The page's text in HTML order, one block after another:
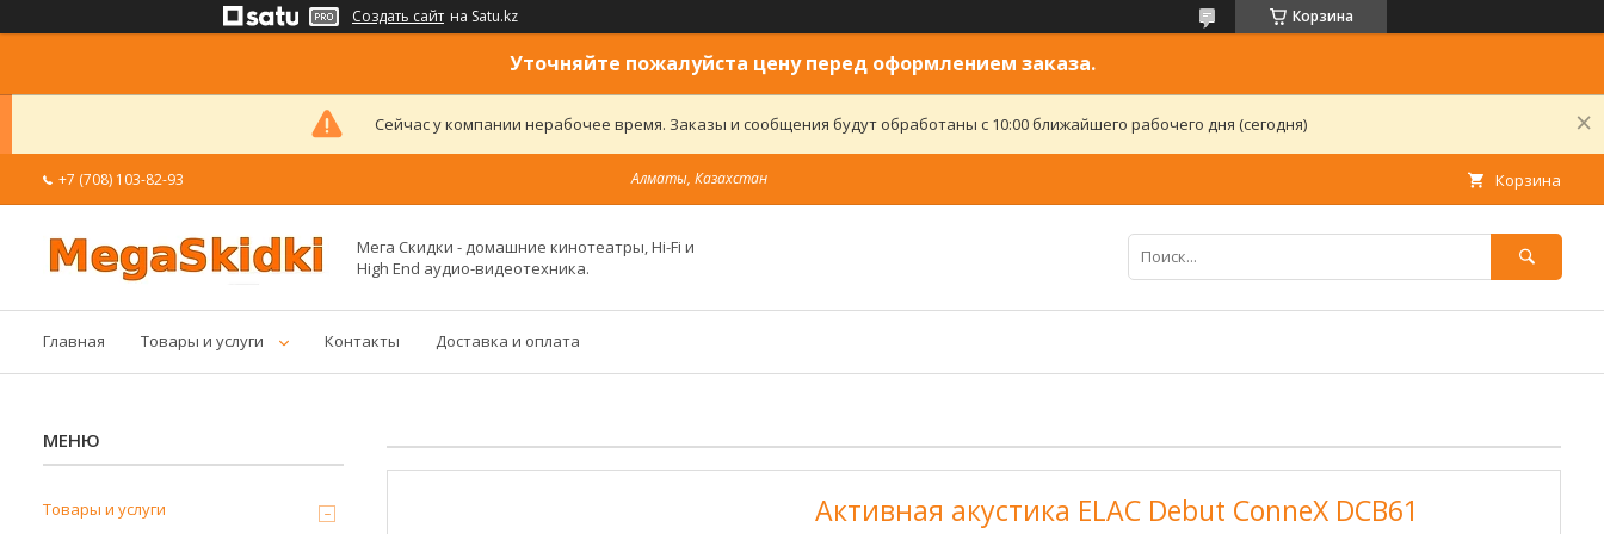
Создать сайт на Satu.kz Корзина
Уточняйте пожалуйста цену перед оформлением заказа.
Сейчас у компании нерабочее время. Заказы и сообщения будут обработаны с 10:00 ближайшего рабочего дня (сегодня)
+7 (708) 103-82-93 Алматы, Казахстан Корзина
Мега Скидки - домашние кинотеатры, Hi-Fi и
High End аудио-видеотехника.
Главная Товары и услуги Контакты Доставка и оплата
Активная акустика ELAC Debut ConneX DCB61
Товары и услуги